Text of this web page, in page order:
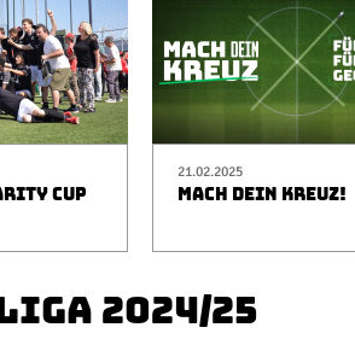
CUP
21.02.2025
MACH DEIN KREUZ!
2024/25